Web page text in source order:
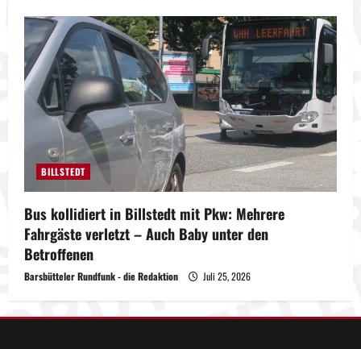
BILLSTEDT
Bus kollidiert in Billstedt mit Pkw: Mehrere
Fahrgäste verletzt – Auch Baby unter den
Betroffenen
Barsbütteler Rundfunk - die Redaktion Juli 25, 2026